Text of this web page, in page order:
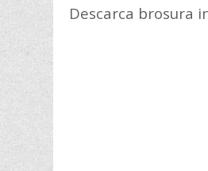
Descarca brosura